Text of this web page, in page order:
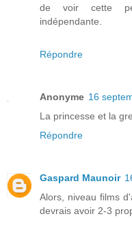
de voir cette
indépendante.
Répondre
Anonyme 16
La princesse et la
Répondre
Gaspard Maunoir
Alors, niveau films
devrais avoir 2-3